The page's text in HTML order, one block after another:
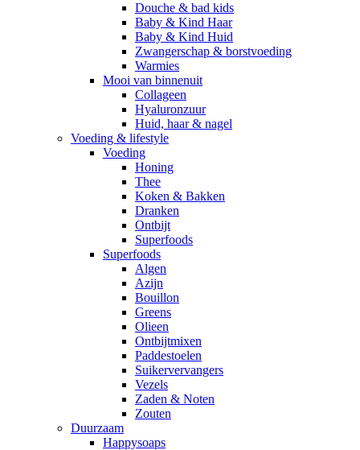
Douche & bad kids
Baby & Kind Haar
Baby & Kind Huid
Zwangerschap & borstvoeding
Warmies
Mooi van binnenuit
Collageen
Hyaluronzuur
Huid, haar & nagel
Voeding & lifestyle
Voeding
Honing
Thee
Koken & Bakken
Dranken
Ontbijt
Superfoods
Superfoods
Algen
Azijn
Bouillon
Greens
Olieen
Ontbijtmixen
Paddestoelen
Suikervervangers
Vezels
Zaden & Noten
Zouten
Duurzaam
Happysoaps